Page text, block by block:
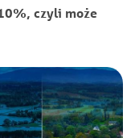
czyli może